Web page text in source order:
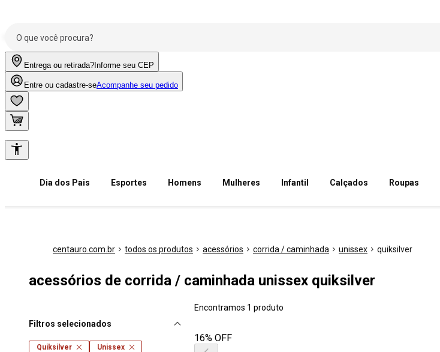
Entrega ou retirada? Informe seu CEP
Entre ou cadastre-seAcompanhe seu pedido
Dia dos Pais Esportes Homens Mulheres Infantil Calçados Roupas
centauro.com.br todos os produtos acessórios corrida / caminhada unissex quiksilver
acessórios de corrida / caminhada unissex quiksilver
Filtros selecionados
Quiksilver
Unissex
Encontramos 1 produto
16% OFF